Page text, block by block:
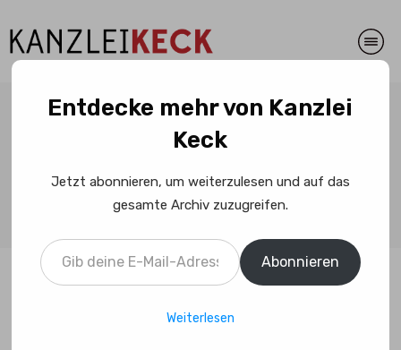
Steuerrecht: Anspruch auf
der Trennung
Entdecke mehr von Kanzlei
Keck
Jetzt abonnieren, um weiterzulesen und auf das
gesamte Archiv zuzugreifen.
Gib deine E-Mail-Adresse ein ...
Abonnieren
Weiterlesen